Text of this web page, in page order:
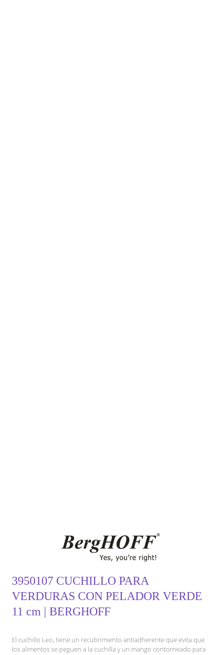
3950107 CUCHILLO PARA
VERDURAS CON PELADOR VERDE
11 cm | BERGHOFF
El cuchillo Leo, tiene un recubrimiento antiadherente que evita que
los alimentos se peguen a la cuchilla y un mango contorneado para